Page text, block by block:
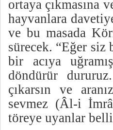
ortaya çıkmasına
hayvanlara
ve bu masada
sürecek. “Eğer siz
bir acıya
döndürür
çıkarsın ve
sevmez (Âl-i
töreye uyanlar